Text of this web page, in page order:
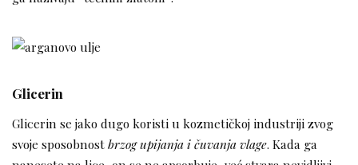
Glicerin
Glicerin se jako dugo koristi u kozmetičkoj industriji zvog
svoje sposobnostbrzog upijanja i čuvanja vlage. Kada ga